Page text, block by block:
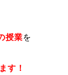
授業を
す！